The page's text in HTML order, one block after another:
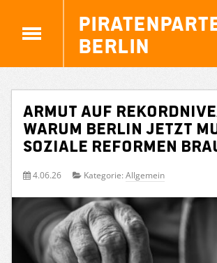
Berlin
Armut auf
Warum Berlin jetzt
soziale Reformen
4.06.26 Kategorie: Allgemein